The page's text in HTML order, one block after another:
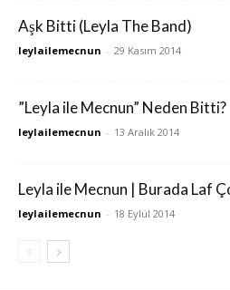
Aşk Bitti (Leyla The Band)
leylailemecnun - 29 Kasım 2014
”Leyla ile Mecnun” Neden Bitti?
leylailemecnun - 13 Aralık 2014
Leyla ile Mecnun | Burada Laf
leylailemecnun - 18 Eylül 2014